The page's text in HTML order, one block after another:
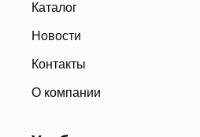
Каталог
Новости
Контакты
О компании